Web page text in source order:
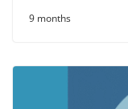
9 months